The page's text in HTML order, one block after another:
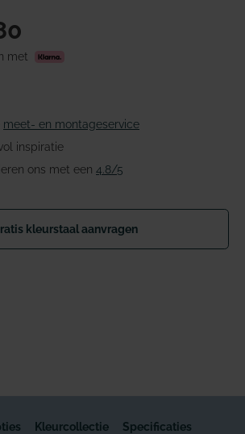
met
meet- en montageservice
inspiratie
ons met een 4.8/5
kleurstaal aanvragen
Kleurcollectie Specificaties